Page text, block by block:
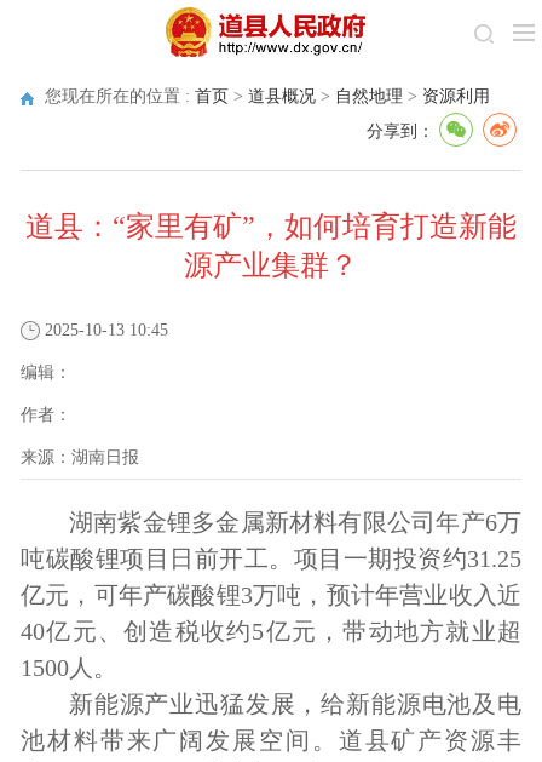
您现在所在的位置 : 首页 > 道县概况 > 自然地理 > 资源利用
分享到：
道县：“家里有矿”，如何培育打造新能
源产业集群？
2025-10-13 10:45
编辑：
作者：
来源： 湖南日报
湖南紫金锂多金属新材料有限公司年产6万
吨碳酸锂项目日前开工。项目一期投资约31.25
亿元，可年产碳酸锂3万吨，预计年营业收入近
40亿元、创造税收约5亿元，带动地方就业超
1500人。
新能源产业迅猛发展，给新能源电池及电
池材料带来广阔发展空间。道县矿产资源丰